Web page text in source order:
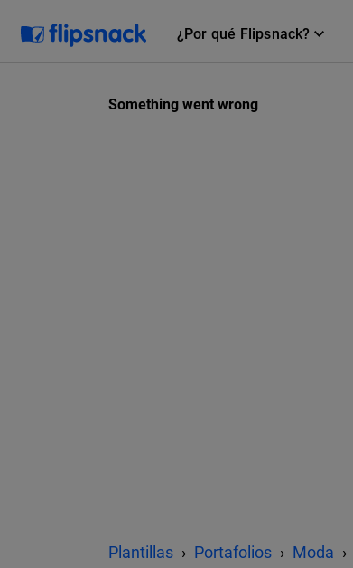
¿Por qué Flipsnack?
Plantillas Portafolios Moda